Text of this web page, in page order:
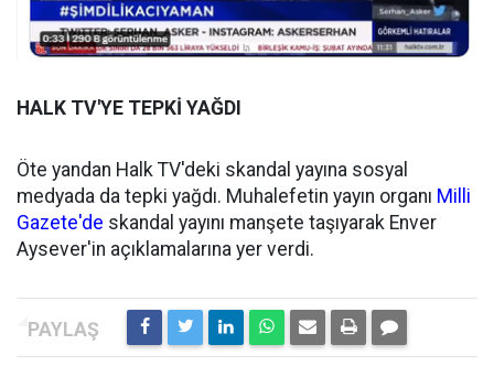
HALK TV'YE TEPKİ YAĞDI
Öte yandan Halk TV'deki skandal yayına sosyal
medyada da tepki yağdı. Muhalefetin yayın organı Milli
Gazete'de skandal yayını manşete taşıyarak Enver
Aysever'in açıklamalarına yer verdi.